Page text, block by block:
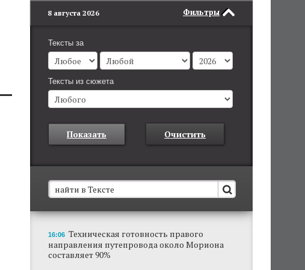
Фильтры
8 августа 2026
Тексты за
Тексты из сюжета
Показать Очистить
В Пермском крае установят новые станции
обнаружения беспилотников
Они используются для обнаружения и
отслеживания БПЛА в воздухе.
16:06 Техническая готовность правого
направления путепровода около Мориона
составляет 90%